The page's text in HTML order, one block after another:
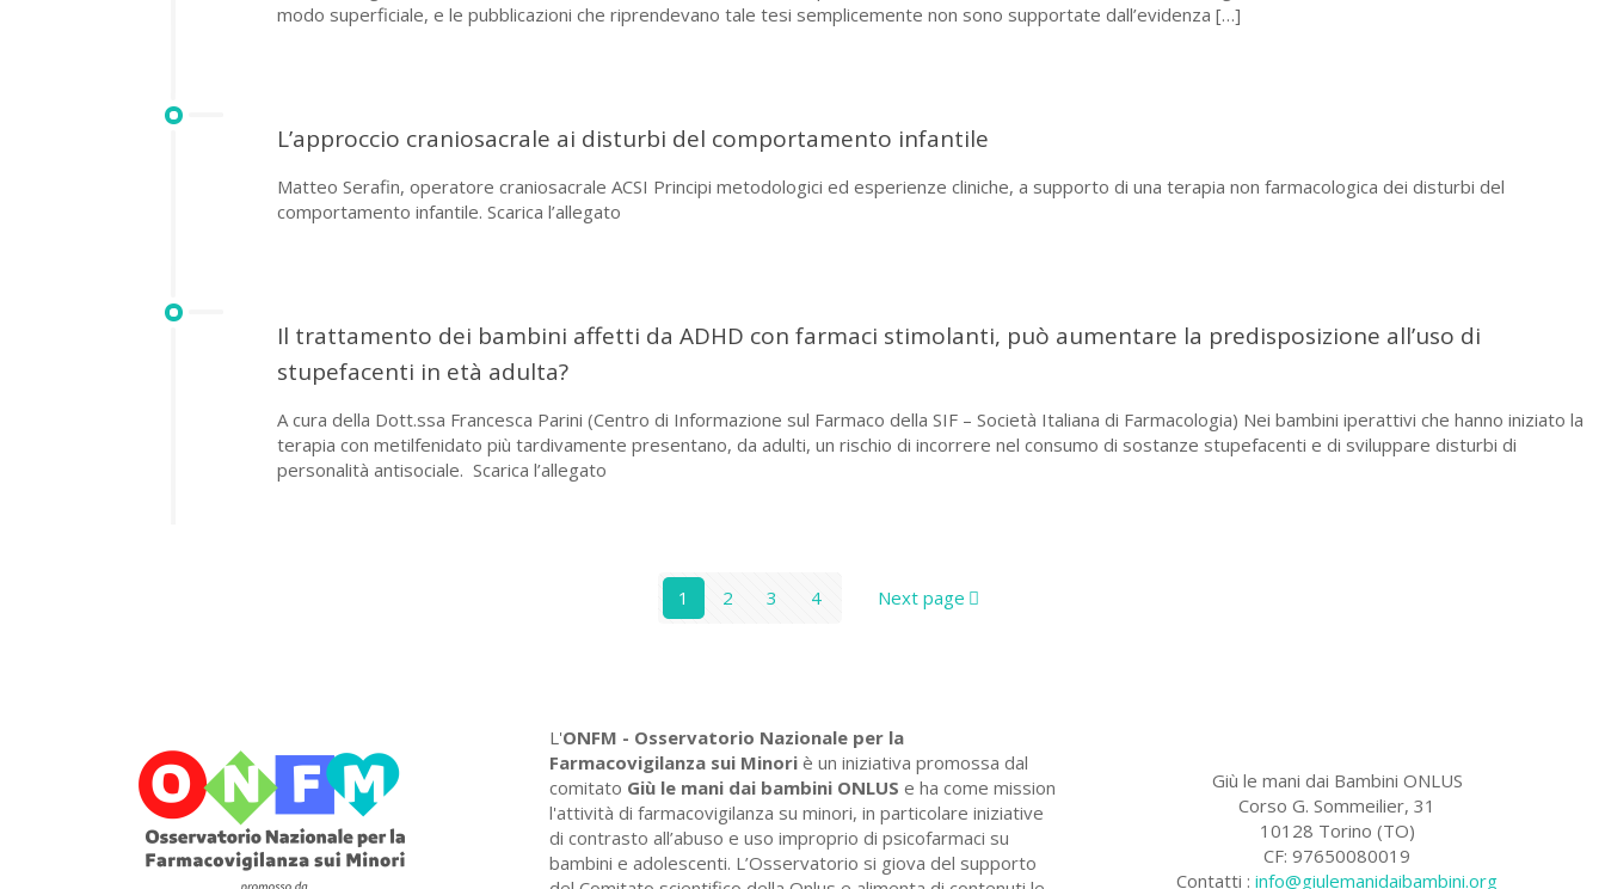
modo superficiale, e le pubblicazioni che riprendevano tale tesi semplicemente non sono supportate dall’evidenza […]
L’approccio craniosacrale ai disturbi del comportamento infantile
Matteo Serafin, operatore craniosacrale ACSI Principi metodologici ed esperienze cliniche, a supporto di una terapia non farmacologica dei disturbi del
comportamento infantile. Scarica l’allegato
Il trattamento dei bambini affetti da ADHD con farmaci stimolanti, può aumentare la predisposizione all’uso di
stupefacenti in età adulta?
A cura della Dott.ssa Francesca Parini (Centro di Informazione sul Farmaco della SIF – Società Italiana di Farmacologia) Nei bambini iperattivi che hanno iniziato la
terapia con metilfenidato più tardivamente presentano, da adulti, un rischio di incorrere nel consumo di sostanze stupefacenti e di sviluppare disturbi di
personalità antisociale. Scarica l’allegato
1 2 3 4 Next page
L'ONFM - Osservatorio Nazionale per la
Farmacovigilanza sui Minori è un iniziativa promossa dal
comitato Giù le mani dai bambini ONLUS e ha come mission
l'attività di farmacovigilanza su minori, in particolare iniziative
di contrasto all’abuso e uso improprio di psicofarmaci su
bambini e adolescenti. L’Osservatorio si giova del supporto
Giù le mani dai Bambini ONLUS
Corso G. Sommeilier, 31
10128 Torino (TO)
CF: 97650080019
Contatti :info@giulemanidaibambini.org